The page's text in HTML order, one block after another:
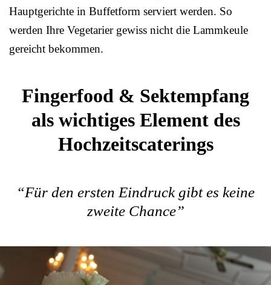
Hauptgerichte in Buffetform serviert werden. So
werden Ihre Vegetarier gewiss nicht die Lammkeule
gereicht bekommen.
Fingerfood & Sektempfang
als wichtiges Element des
Hochzeitscaterings
“Für den ersten Eindruck gibt es keine
zweite Chance”